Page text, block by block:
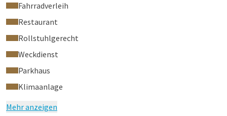
Fahrradverleih
Restaurant
Rollstuhlgerecht
Weckdienst
Parkhaus
Klimaanlage
Mehr anzeigen